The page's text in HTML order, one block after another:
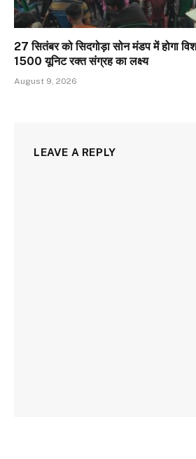
27 सितंबर को सिदगोड़ा सोन मंडप में होगा
1500 यूनिट रक्त संग्रह का लक्ष्य
August 9, 2026
LEAVE A REPLY